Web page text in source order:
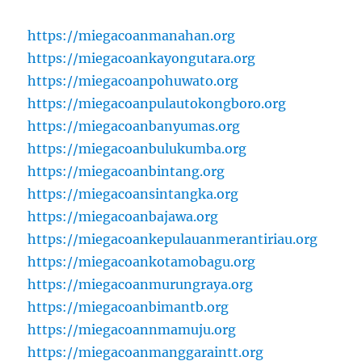
https://miegacoanmanahan.org
https://miegacoankayongutara.org
https://miegacoanpohuwato.org
https://miegacoanpulautokongboro.org
https://miegacoanbanyumas.org
https://miegacoanbulukumba.org
https://miegacoanbintang.org
https://miegacoansintangka.org
https://miegacoanbajawa.org
https://miegacoankepulauanmerantiriau.org
https://miegacoankotamobagu.org
https://miegacoanmurungraya.org
https://miegacoanbimantb.org
https://miegacoannmamuju.org
https://miegacoanmanggaraintt.org